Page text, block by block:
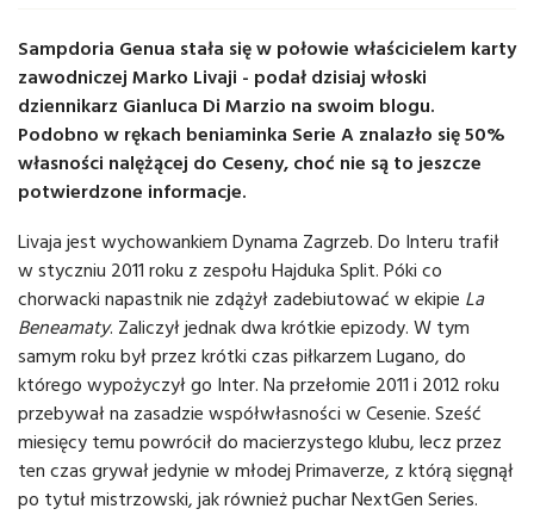
Sampdoria Genua stała się w połowie właścicielem karty
zawodniczej Marko Livaji - podał dzisiaj włoski
dziennikarz Gianluca Di Marzio na swoim blogu.
Podobno w rękach beniaminka Serie A znalazło się 50%
własności nalężącej do Ceseny, choć nie są to jeszcze
potwierdzone informacje.
Livaja jest wychowankiem Dynama Zagrzeb. Do Interu trafił
w styczniu 2011 roku z zespołu Hajduka Split. Póki co
chorwacki napastnik nie zdążył zadebiutować w ekipie La
Beneamaty. Zaliczył jednak dwa krótkie epizody. W tym
samym roku był przez krótki czas piłkarzem Lugano, do
którego wypożyczył go Inter. Na przełomie 2011 i 2012 roku
przebywał na zasadzie współwłasności w Cesenie. Sześć
miesięcy temu powrócił do macierzystego klubu, lecz przez
ten czas grywał jedynie w młodej Primaverze, z którą sięgnął
po tytuł mistrzowski, jak również puchar NextGen Series.